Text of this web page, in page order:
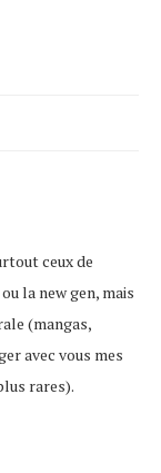
ceux de
la new gen, mais
(mangas,
avec vous mes
rares).